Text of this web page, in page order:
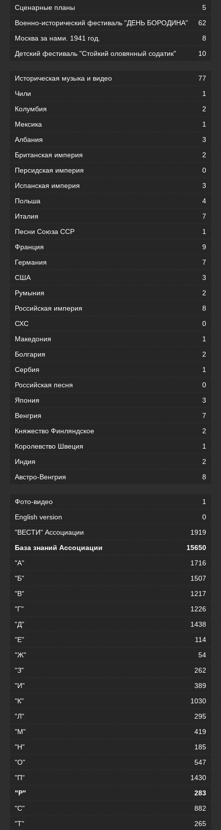
Сценарные планы
5
Военно-исторический фестиваль "ДЕНЬ БОРОДИНА"
62
Москва за нами. 1941 год.
8
Детский фестиваль "Стойкий оловянный содатик"
10
Историческая музыка и видео
77
Чили
1
Колумбия
2
Мексика
1
Албания
3
Британская империя
2
Персидская империя
0
Испанская империя
3
Польша
4
Италия
7
Песни Союза ССР
1
Франция
9
Германия
7
США
3
Румыния
2
Российская империя
8
СХС
0
Македония
1
Болгария
2
Сербия
1
Российская песня
0
Япония
3
Венгрия
7
Княжество Финляндское
2
Королевство Швеция
1
Индия
2
Австро-Венгрия
8
Фото-видео
1
English version
0
"ВЕСТИ" Ассоциации
1919
База знаний Ассоциации
15650
"А"
1716
"Б"
1507
"В"
1217
"Г"
1226
"Д"
1438
"Е"
114
"Ж"
54
"З"
262
"И"
389
"К"
1030
"Л"
295
"М"
419
"Н"
185
"О"
547
"П"
1430
"Р"
283
"С"
882
"Т"
265